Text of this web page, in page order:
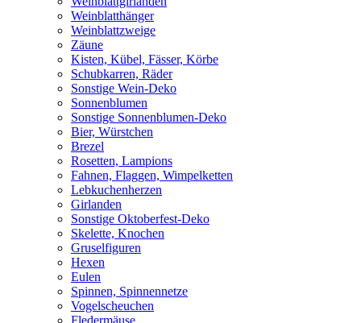
Weinblatthänger
Weinblattzweige
Zäune
Kisten, Kübel, Fässer, Körbe
Schubkarren, Räder
Sonstige Wein-Deko
Sonnenblumen
Sonstige Sonnenblumen-Deko
Bier, Würstchen
Brezel
Rosetten, Lampions
Fahnen, Flaggen, Wimpelketten
Lebkuchenherzen
Girlanden
Sonstige Oktoberfest-Deko
Skelette, Knochen
Gruselfiguren
Hexen
Eulen
Spinnen, Spinnennetze
Vogelscheuchen
Fledermäuse